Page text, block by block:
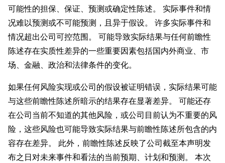
可能性的担保、保证、预测或确定性陈述。 实际事件和情
况难以预测或不可能预测，且异于假设。 许多实际事件和
情况超出公司可控范围。 可能导致实际结果与任何前瞻性
陈述存在实质性差异的一些重要因素包括国内外商业、市
场、金融、政治和法律条件的变化。
如果任何风险实现或公司的假设被证明错误，实际结果可能
与这些前瞻性陈述所暗示的结果存在显著差异。 可能还存
在公司当前不知道的其他风险，或公司目前认为不重要的风
险，这些风险也可能导致实际结果与前瞻性陈述所包含的内
容存在差异。 此外，前瞻性陈述反映了公司截至本声明发
布之日对未来事件和看法的当前预期、计划和预测。 本次